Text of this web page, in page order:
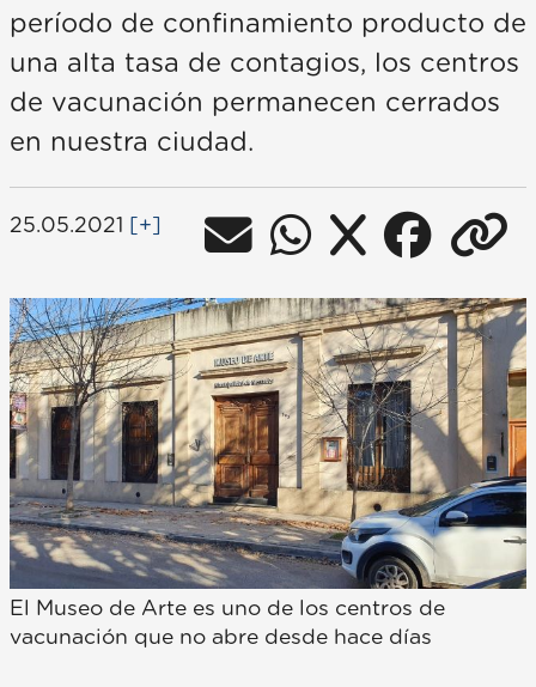
período de confinamiento producto de
una alta tasa de contagios, los centros
de vacunación permanecen cerrados
en nuestra ciudad.
25.05.2021 [+]
El Museo de Arte es uno de los centros de
vacunación que no abre desde hace días